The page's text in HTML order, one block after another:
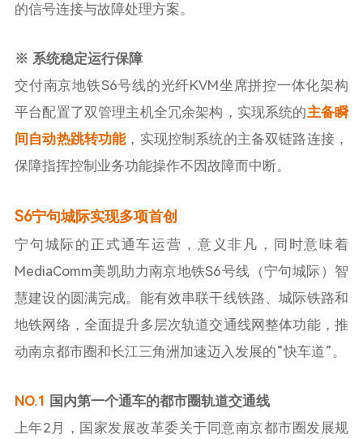
的信号连接与故障处理方案。
※ 系统稳定运行保障
交付南京地铁S6号线的光纤KVM坐席拼控一体化架构
平台配置了双管理主机全冗余架构，实现系统的主备瞬
间自动热跳转功能，实现控制系统的主备双链路连接，
保障指挥控制业务功能操作不因故障而中断。
S6宁句城际实现多项首创
宁句城际的正式通车运营，意义非凡，同时意味着
MediaComm美凯助力南京地铁S6号线（宁句城际）智
慧建设的圆满完成。能有效串联干线铁路、城际铁路和
地铁网络，全面提升多层次轨道交通线网整体功能，推
动南京都市圈和长江三角洲加速迈入发展的“快车道”。
NO.1 国内第一个通车的都市圈轨道交通线
上年2月，国家发展改革委关于同意南京都市圈发展规